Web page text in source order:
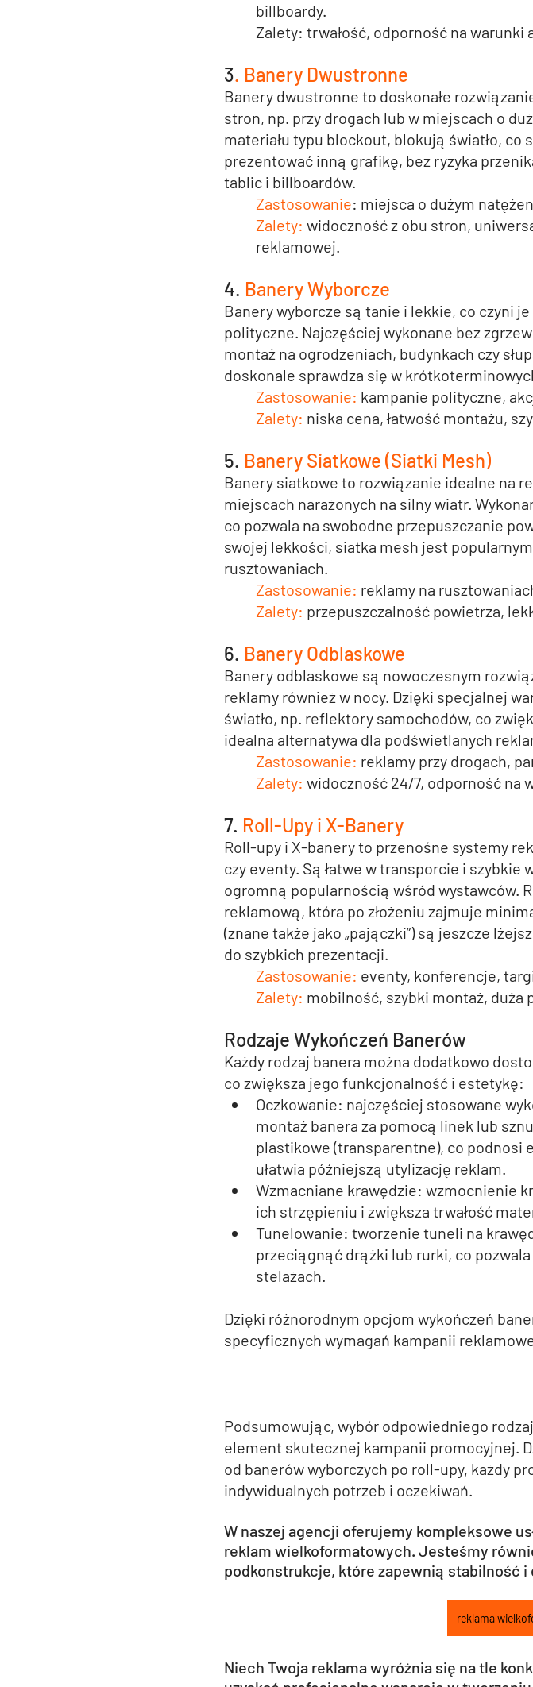
billboardy.
Zalety: trwałość, odporność na
3. Banery Dwustronne
Banery dwustronne to doskonałe
stron, np. przy drogach lub w miejscach o
materiału typu blockout, blokują światło, co
prezentować inną grafikę, bez ryzyka
tablic i billboardów.
Zastosowanie: miejsca o dużym
Zalety: widoczność z obu stron,
reklamowej.
4. Banery Wyborcze
Banery wyborcze są tanie i lekkie, co czyni
polityczne. Najczęściej wykonane bez
montaż na ogrodzeniach, budynkach czy
doskonale sprawdza się w
Zastosowanie: kampanie polityczne,
Zalety: niska cena, łatwość montażu,
5. Banery Siatkowe (Siatki Mesh)
Banery siatkowe to rozwiązanie idealne na
miejscach narażonych na silny wiatr.
co pozwala na swobodne przepuszczanie
swojej lekkości, siatka mesh jest
rusztowaniach.
Zastosowanie: reklamy na
Zalety: przepuszczalność powietrza,
6. Banery Odblaskowe
Banery odblaskowe są nowoczesnym
reklamy również w nocy. Dzięki specjalnej
światło, np. reflektory samochodów, co
idealna alternatywa dla podświetlanych
Zastosowanie: reklamy przy drogach,
Zalety: widoczność 24/7, odporność na
7. Roll-Upy i X-Banery
Roll-upy i X-banery to przenośne systemy
czy eventy. Są łatwe w transporcie i szybkie
ogromną popularnością wśród wystawców.
reklamową, która po złożeniu zajmuje
(znane także jako „pajączki”) są jeszcze
do szybkich prezentacji.
Zastosowanie: eventy, konferencje,
Zalety: mobilność, szybki montaż, duża
Rodzaje Wykończeń Banerów
Każdy rodzaj banera można dodatkowo
co zwiększa jego funkcjonalność i estetykę:
Oczkowanie: najczęściej stosowane
montaż banera za pomocą linek lub
plastikowe (transparentne), co podnosi
ułatwia późniejszą utylizację reklam.
Wzmacniane krawędzie: wzmocnienie
ich strzępieniu i zwiększa trwałość
Tunelowanie: tworzenie tuneli na
przeciągnąć drążki lub rurki, co
stelażach.
Dzięki różnorodnym opcjom wykończeń
specyficznych wymagań kampanii
Podsumowując, wybór odpowiedniego
element skutecznej kampanii promocyjnej.
od banerów wyborczych po roll-upy, każdy
indywidualnych potrzeb i oczekiwań.
W naszej agencji oferujemy kompleksowe
reklam wielkoformatowych. Jesteśmy
podkonstrukcje, które zapewnią stabilność
reklama
Niech Twoja reklama wyróżnia się na tle